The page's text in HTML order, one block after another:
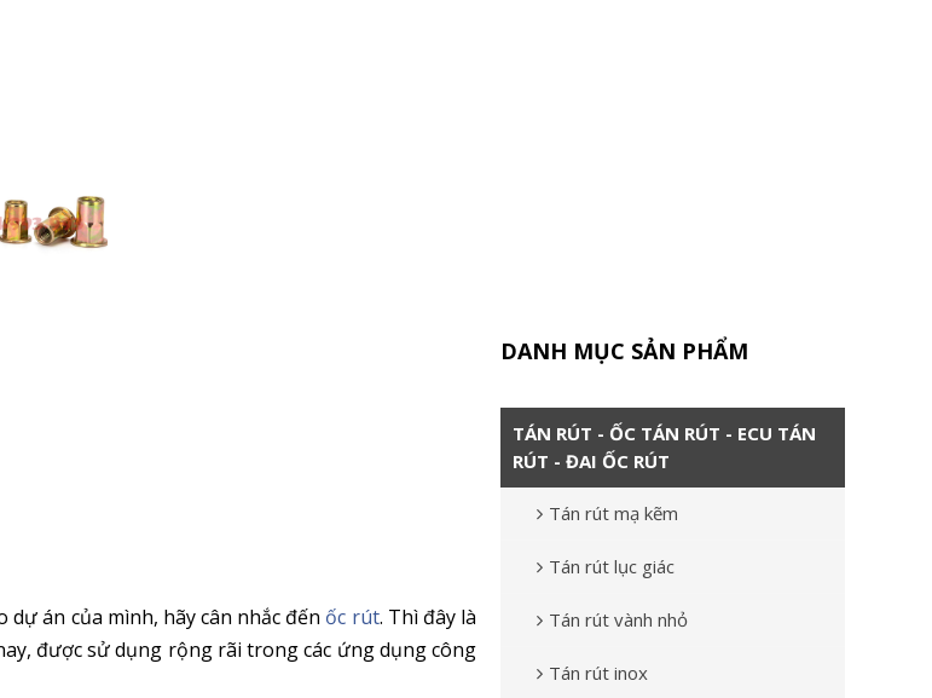
án của mình, hãy cân nhắc đến ốc rút. Thì đây là
được sử dụng rộng rãi trong các ứng dụng công
DANH MỤC SẢN PHẨM
TÁN RÚT - ỐC TÁN RÚT - ECU TÁN
RÚT - ĐAI ỐC RÚT
Tán rút mạ kẽm
Tán rút lục giác
Tán rút vành nhỏ
Tán rút inox